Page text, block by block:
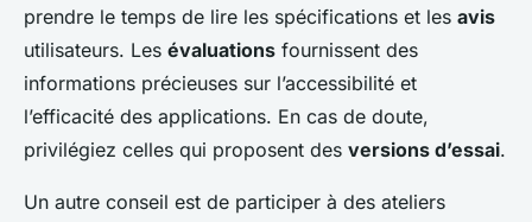
prendre le temps de lire les spécifications et les avis
utilisateurs. Les évaluations fournissent des
informations précieuses sur l’accessibilité et
l’efficacité des applications. En cas de doute,
privilégiez celles qui proposent des versions d’essai.
Un autre conseil est de participer à des ateliers